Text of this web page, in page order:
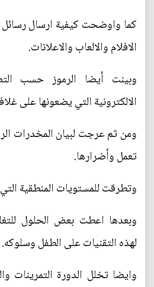
كما واوضحت كيفية ارسال
الافلام والالعاب والاعلانات.
وبينت أيضا الرموز حسب
الالكترونية التي يضعونها على
ومن ثم عرجت لبيان المخدرات
تعمل وأضرارها.
وتطرقت للمستويات المنطقية
وبعدها اعطت بعض الحلول
لهذه التقنيات على الطفل وسلوكه.
وايضا تخلل الدورة التمرينات